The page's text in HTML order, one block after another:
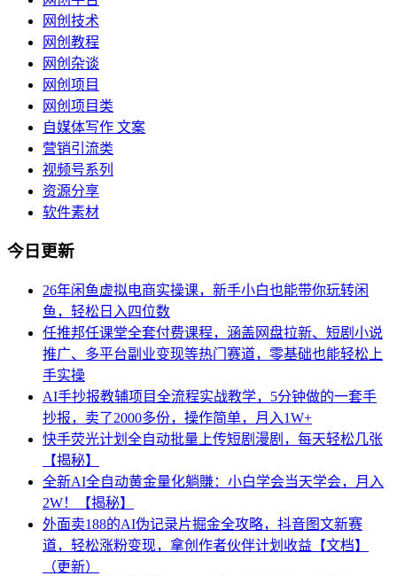
网创技术
网创教程
网创杂谈
网创项目
网创项目类
自媒体写作 文案
营销引流类
视频号系列
资源分享
软件素材
今日更新
26年闲鱼虚拟电商实操课，新手小白也能带你玩转闲
鱼，轻松日入四位数
任推邦任课堂全套付费课程，涵盖网盘拉新、短剧小说
推广、多平台副业变现等热门赛道，零基础也能轻松上
手实操
AI手抄报教辅项目全流程实战教学，5分钟做的一套手
抄报，卖了2000多份，操作简单，月入1W+
快手荧光计划全自动批量上传短剧漫剧，每天轻松几张
【揭秘】
全新AI全自动黄金量化躺賺：小白学会当天学会，月入
2W！【揭秘】
外面卖188的AI伪记录片掘金全攻略，抖音图文新赛
道，轻松涨粉变现，拿创作者伙伴计划收益【文档】
（更新）